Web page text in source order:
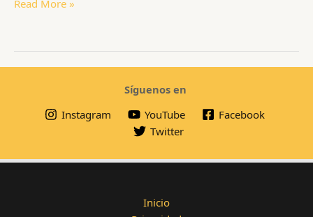
Tatacoa
Read More »
Síguenos en
Instagram
YouTube
Facebook
Twitter
Inicio